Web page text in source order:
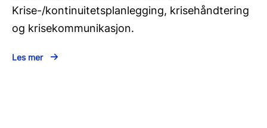
Krise-/kontinuitetsplanlegging, krisehåndtering
og krisekommunikasjon.
Les mer